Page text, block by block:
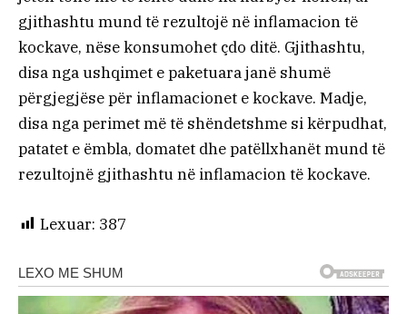
gjithashtu mund të rezultojë në inflamacion të
kockave, nëse konsumohet çdo ditë. Gjithashtu,
disa nga ushqimet e paketuara janë shumë
përgjegjëse për inflamacionet e kockave. Madje,
disa nga perimet më të shëndetshme si kërpudhat,
patatet e ëmbla, domatet dhe patëllxhanët mund të
rezultojnë gjithashtu në inflamacion të kockave.
Lexuar: 387